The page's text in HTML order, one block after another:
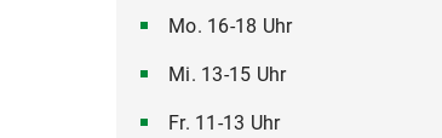
Mo. 16-18 Uhr
Mi. 13-15 Uhr
Fr. 11-13 Uhr